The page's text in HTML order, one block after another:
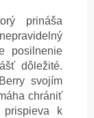
prináša
posilnenie
dôležité.
svojím
chrániť
k